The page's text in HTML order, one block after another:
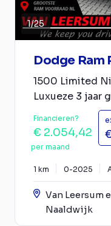
1/25
Dodge Ram
1500 Limited
Luxueze 3 jaar
Financieren?
€ 2.054,42
per maand
1 km 0-2025
Van Leersum
Naaldwijk